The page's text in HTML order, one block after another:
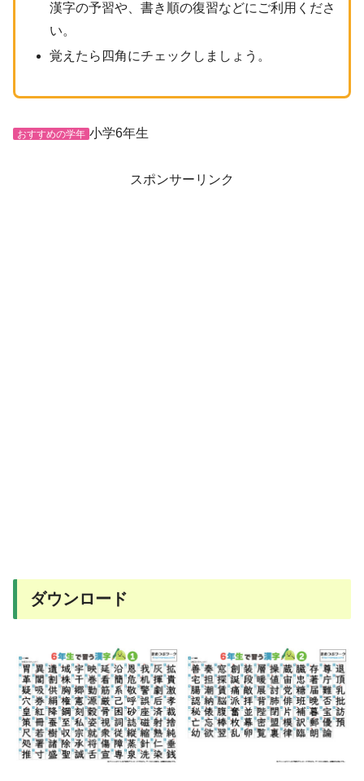
漢字の予習や、書き順の復習などにご利用くださ
い。
覚えたら四角にチェックしましょう。
おすすめの学年 小学6年生
スポンサーリンク
ダウンロード